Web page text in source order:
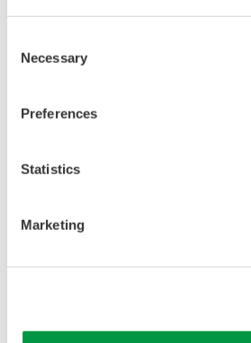
Selection
Necessary
Preferences
Statistics
Marketing